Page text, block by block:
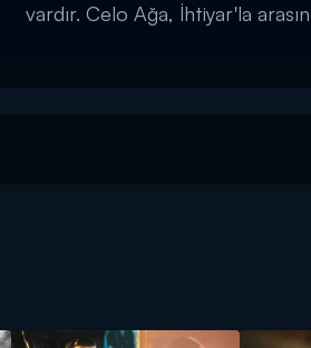
vardır. Celo Ağa, İhtiyar'la